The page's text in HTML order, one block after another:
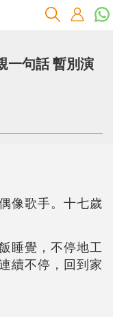
一句話 暫別演
像歌手。十七歲
睡覺，不停地工
續不停，回到家